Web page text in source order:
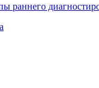
раннего